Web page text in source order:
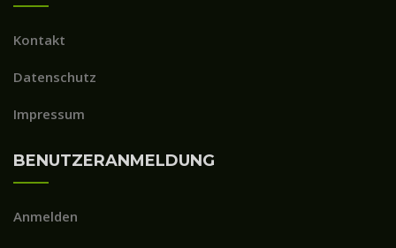
Kontakt
Datenschutz
Impressum
BENUTZERANMELDUNG
Anmelden